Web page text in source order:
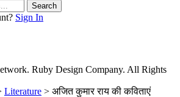
Sign In
Ruby Design Company. All Rights
Literature > अजित कुमार राय की कविताएं